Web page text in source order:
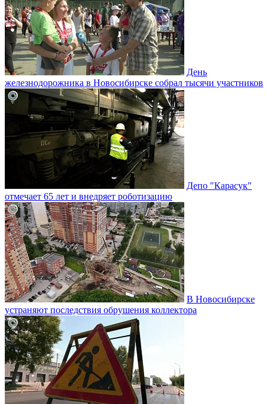
День
железнодорожника в Новосибирске собрал тысячи участников
Депо "Карасук"
отмечает 65 лет и внедряет роботизацию
В Новосибирске
устраняют последствия обрушения коллектора